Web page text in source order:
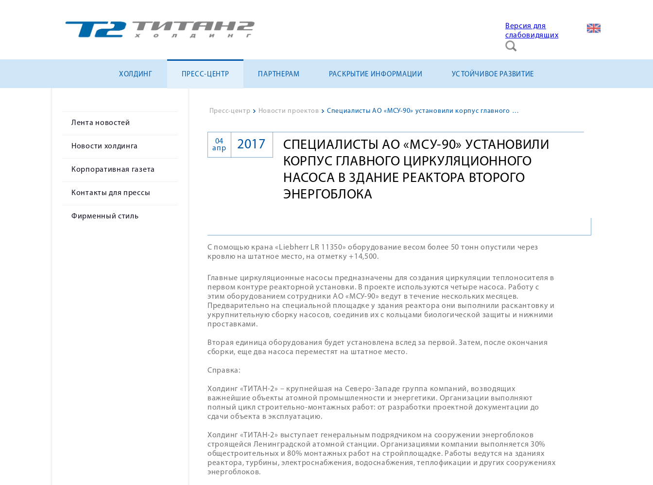
Версия для
слабовидящих
ХОЛДИНГ ПРЕСС-ЦЕНТР ПАРТНЕРАМ РАСКРЫТИЕ ИНФОРМАЦИИ УСТОЙЧИВОЕ РАЗВИТИЕ
Лента новостей
Новости холдинга
Корпоративная газета
Контакты для прессы
Фирменный стиль
Пресс-центр > Новости проектов > Специалисты АО «МСУ-90» установили корпус главного циркуляционного насоса в здание реактора второго энергоблока
СПЕЦИАЛИСТЫ АО «МСУ-90» УСТАНОВИЛИ
КОРПУС ГЛАВНОГО ЦИРКУЛЯЦИОННОГО
НАСОСА В ЗДАНИЕ РЕАКТОРА ВТОРОГО
ЭНЕРГОБЛОКА
04
апр
2017
С помощью крана «Liebherr LR 11350» оборудование весом более 50 тонн опустили через
кровлю на штатное место, на отметку +14,500.
Главные циркуляционные насосы предназначены для создания циркуляции теплоносителя в
первом контуре реакторной установки. В проекте используются четыре насоса. Работу с
этим оборудованием сотрудники АО «МСУ-90» ведут в течение нескольких месяцев.
Предварительно на специальной площадке у здания реактора они выполнили раскантовку и
укрупнительную сборку насосов, соединив их с кольцами биологической защиты и нижними
проставками.
Вторая единица оборудования будет установлена вслед за первой. Затем, после окончания
сборки, еще два насоса переместят на штатное место.
Cправка:
Холдинг «ТИТАН-2» – крупнейшая на Северо-Западе группа компаний, возводящих
важнейшие объекты атомной промышленности и энергетики. Организации выполняют
полный цикл строительно-монтажных работ: от разработки проектной документации до
сдачи объекта в эксплуатацию.
Холдинг «ТИТАН-2» выступает генеральным подрядчиком на сооружении энергоблоков
строящейся Ленинградской атомной станции. Организациями компании выполняется 30%
общестроительных и 80% монтажных работ на стройплощадке. Работы ведутся на зданиях
реактора, турбины, электроснабжения, водоснабжения, теплофикации и других сооружениях
энергоблоков.